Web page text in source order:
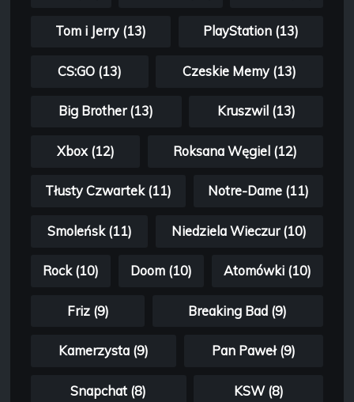
Tom i Jerry (13) PlayStation (13)
CS:GO (13) Czeskie Memy (13)
Big Brother (13) Kruszwil (13)
Xbox (12) Roksana Węgiel (12)
Tłusty Czwartek (11) Notre-Dame (11)
Smoleńsk (11) Niedziela Wieczur (10)
Rock (10) Doom (10) Atomówki (10)
Friz (9) Breaking Bad (9)
Kamerzysta (9) Pan Paweł (9)
Snapchat (8) KSW (8)